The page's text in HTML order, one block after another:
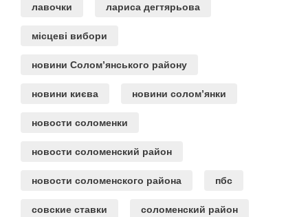
лавочки лариса дегтярьова
місцеві вибори
новини Солом’янського району
новини києва новини солом’янки
новости соломенки
новости соломенский район
новости соломенского района пбс
совские ставки соломенский район